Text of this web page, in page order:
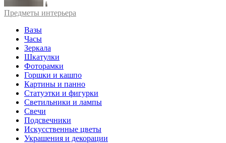
Предметы интерьера
Вазы
Часы
Зеркала
Шкатулки
Фоторамки
Горшки и кашпо
Картины и панно
Статуэтки и фигурки
Светильники и лампы
Свечи
Подсвечники
Искусственные цветы
Украшения и декорации